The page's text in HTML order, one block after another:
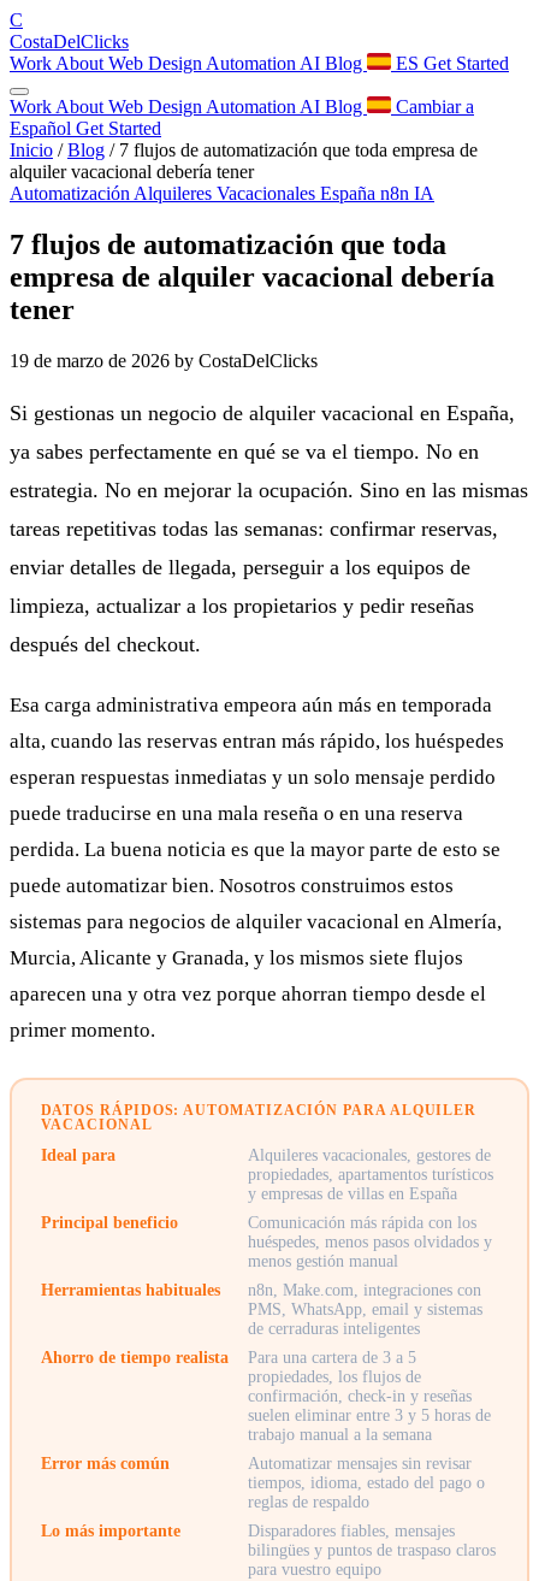
C
CostaDelClicks
Work About Web Design Automation AI Blog ES Get Started
Work About Web Design Automation AI Blog
Cambiar a
Español Get Started
Inicio / Blog / 7 flujos de automatización que toda empresa de
alquiler vacacional debería tener
Automatización Alquileres Vacacionales España n8n IA
7 flujos de automatización que toda
empresa de alquiler vacacional debería
tener
19 de marzo de 2026 by CostaDelClicks
Si gestionas un negocio de alquiler vacacional en España,
ya sabes perfectamente en qué se va el tiempo. No en
estrategia. No en mejorar la ocupación. Sino en las mismas
tareas repetitivas todas las semanas: confirmar reservas,
enviar detalles de llegada, perseguir a los equipos de
limpieza, actualizar a los propietarios y pedir reseñas
después del checkout.
Esa carga administrativa empeora aún más en temporada
alta, cuando las reservas entran más rápido, los huéspedes
esperan respuestas inmediatas y un solo mensaje perdido
puede traducirse en una mala reseña o en una reserva
perdida. La buena noticia es que la mayor parte de esto se
puede automatizar bien. Nosotros construimos estos
sistemas para negocios de alquiler vacacional en Almería,
Murcia, Alicante y Granada, y los mismos siete flujos
aparecen una y otra vez porque ahorran tiempo desde el
primer momento.
DATOS RÁPIDOS: AUTOMATIZACIÓN PARA ALQUILER
VACACIONAL
Ideal para
Alquileres vacacionales, gestores de
propiedades, apartamentos turísticos
y empresas de villas en España
Principal beneficio
Comunicación más rápida con los
huéspedes, menos pasos olvidados y
menos gestión manual
Herramientas habituales
n8n, Make.com, integraciones con
PMS, WhatsApp, email y sistemas
de cerraduras inteligentes
Ahorro de tiempo realista
Para una cartera de 3 a 5
propiedades, los flujos de
confirmación, check-in y reseñas
suelen eliminar entre 3 y 5 horas de
trabajo manual a la semana
Error más común
Automatizar mensajes sin revisar
tiempos, idioma, estado del pago o
reglas de respaldo
Lo más importante
Disparadores fiables, mensajes
bilingües y puntos de traspaso claros
para vuestro equipo